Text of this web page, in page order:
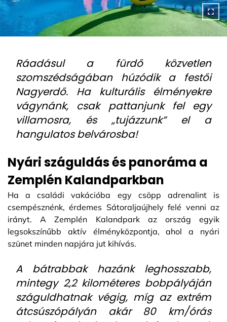
Ráadásul a fürdő közvetlen
szomszédságában húzódik a festői
Nagyerdő. Ha kulturális élményekre
vágynánk, csak pattanjunk fel egy
villamosra, és „tujázzunk” el a
hangulatos belvárosba!
Nyári száguldás és panoráma a
Zemplén Kalandparkban
Ha a családi vakációba egy csöpp adrenalint is
csempésznénk, érdemes Sátoraljaújhely felé venni az
irányt. A Zemplén Kalandpark az ország egyik
legsokszínűbb aktív élményközpontja, ahol a nyári
szünet minden napjára jut kihívás.
A bátrabbak hazánk leghosszabb,
mintegy 2,2 kilométeres bobpályáján
száguldhatnak végig, míg az extrém
átcsúszópályán akár 80 km/órás